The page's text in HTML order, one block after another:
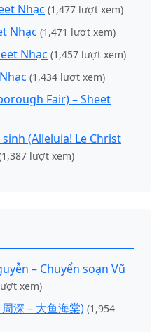
Nhạc (1,477 lượt xem)
Nhạc (1,471 lượt xem)
Nhạc (1,457 lượt xem)
(1,434 lượt xem)
Fair) – Sheet
(Alleluia! Le Christ
lượt xem)
– Chuyển soạn Vũ
xem)
深 – 大鱼海棠) (1,954